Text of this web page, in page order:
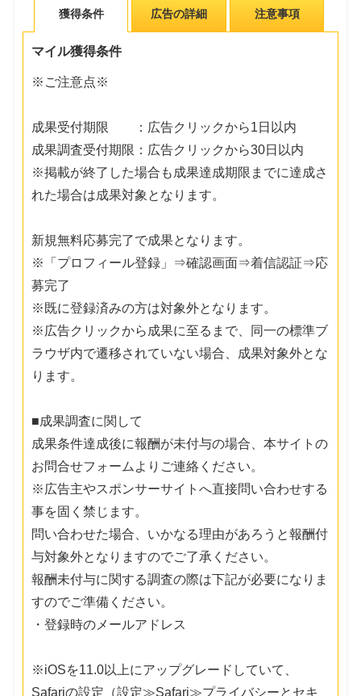
獲得条件 広告の詳細 注意事項
マイル獲得条件
※ご注意点※
成果受付期限 ：広告クリックから1日以内
成果調査受付期限：広告クリックから30日以内
※掲載が終了した場合も成果達成期限までに達成さ
れた場合は成果対象となります。
新規無料応募完了で成果となります。
※「プロフィール登録」⇒確認画面⇒着信認証⇒応
募完了
※既に登録済みの方は対象外となります。
※広告クリックから成果に至るまで、同一の標準ブ
ラウザ内で遷移されていない場合、成果対象外とな
ります。
■成果調査に関して
成果条件達成後に報酬が未付与の場合、本サイトの
お問合せフォームよりご連絡ください。
※広告主やスポンサーサイトへ直接問い合わせする
事を固く禁じます。
問い合わせた場合、いかなる理由があろうと報酬付
与対象外となりますのでご了承ください。
報酬未付与に関する調査の際は下記が必要になりま
すのでご準備ください。
・登録時のメールアドレス
※iOSを11.0以上にアップグレードしていて、
Safariの設定（設定≫Safari≫プライバシーとセキ